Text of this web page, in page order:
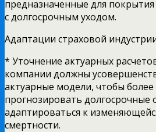
предназначенные для
с долгосрочным уходом.
Адаптации страховой
* Уточнение актуарных
компании должны
актуарные модели, чтобы более
прогнозировать долгосрочные
адаптироваться к
смертности.